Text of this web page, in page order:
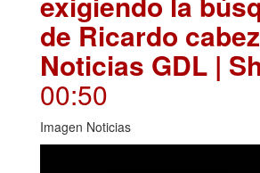
de Ricardo
Noticias GDL |
00:50
Imagen Noticias